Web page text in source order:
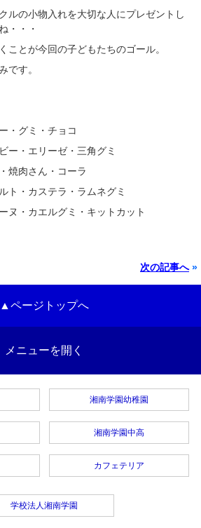
ルの小物入れを大切な人にプレゼントし
・・・
ことが今回の子どもたちのゴール。
です。
・グミ・チョコ
ー・エリーゼ・三角グミ
焼肉さん・コーラ
ト・カステラ・ラムネグミ
ヌ・カエルグミ・キットカット
次の記事へ»
▲ページトップへ
メニューを開く
湘南学園幼稚園
湘南学園中高
カフェテリア
学校法人湘南学園